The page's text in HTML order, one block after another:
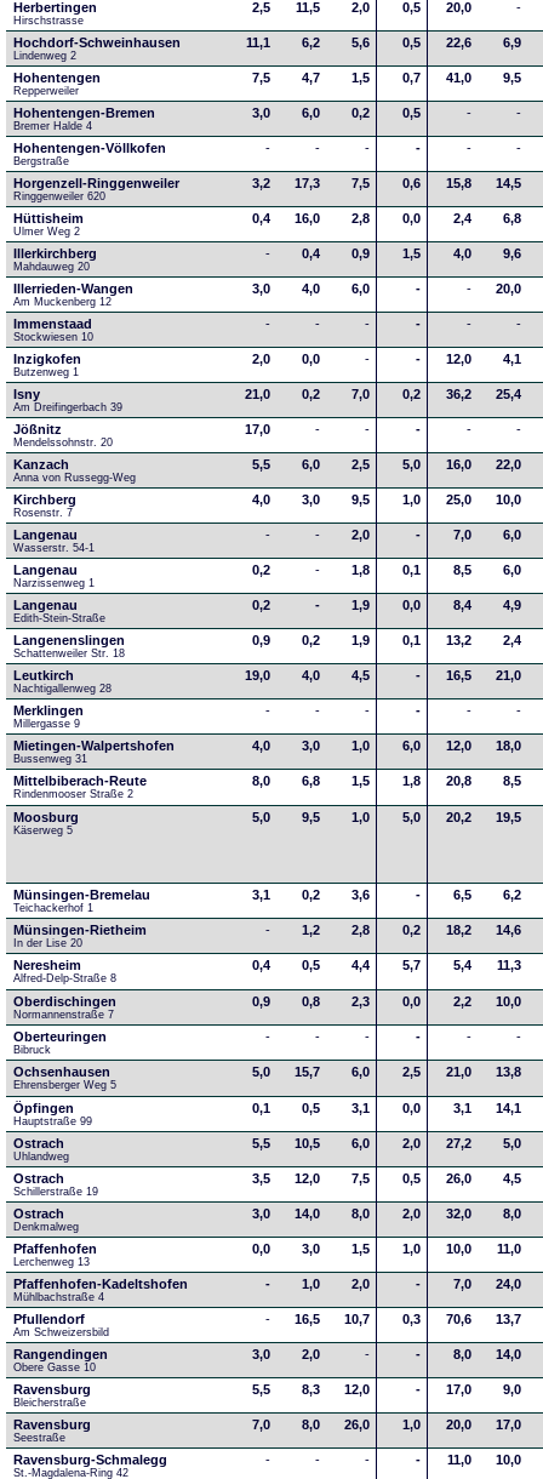
Herbertingen
Hirschstrasse
2,5 11,5 2,0 0,5 20,0 -
Hochdorf-Schweinhausen
Lindenweg 2
11,1 6,2 5,6 0,5 22,6 6,9
Hohentengen
Repperweiler
7,5 4,7 1,5 0,7 41,0 9,5
Hohentengen-Bremen
Bremer Halde 4
3,0 6,0 0,2 0,5 - -
Hohentengen-Völlkofen
Bergstraße
- - - - - -
Horgenzell-Ringgenweiler
Ringgenweiler 620
3,2 17,3 7,5 0,6 15,8 14,5
Hüttisheim
Ulmer Weg 2
0,4 16,0 2,8 0,0 2,4 6,8
Illerkirchberg
Mahdauweg 20
- 0,4 0,9 1,5 4,0 9,6
Illerrieden-Wangen
Am Muckenberg 12
3,0 4,0 6,0 - - 20,0
Immenstaad
Stockwiesen 10
- - - - - -
Inzigkofen
Butzenweg 1
2,0 0,0 - - 12,0 4,1
Isny
Am Dreifingerbach 39
21,0 0,2 7,0 0,2 36,2 25,4
Jößnitz
Mendelssohnstr. 20
17,0 - - - - -
Kanzach
Anna von Russegg-Weg
5,5 6,0 2,5 5,0 16,0 22,0
Kirchberg
Rosenstr. 7
4,0 3,0 9,5 1,0 25,0 10,0
Langenau
Wasserstr. 54-1
- - 2,0 - 7,0 6,0
Langenau
Narzissenweg 1
0,2 - 1,8 0,1 8,5 6,0
Langenau
Edith-Stein-Straße
0,2 - 1,9 0,0 8,4 4,9
Langenenslingen
Schattenweiler Str. 18
0,9 0,2 1,9 0,1 13,2 2,4
Leutkirch
Nachtigallenweg 28
19,0 4,0 4,5 - 16,5 21,0
Merklingen
Millergasse 9
- - - - - -
Mietingen-Walpertshofen
Bussenweg 31
4,0 3,0 1,0 6,0 12,0 18,0
Mittelbiberach-Reute
Rindenmooser Straße 2
8,0 6,8 1,5 1,8 20,8 8,5
Moosburg
Käserweg 5
5,0 9,5 1,0 5,0 20,2 19,5
Münsingen-Bremelau
Teichackerhof 1
3,1 0,2 3,6 - 6,5 6,2
Münsingen-Rietheim
In der Lise 20
- 1,2 2,8 0,2 18,2 14,6
Neresheim
Alfred-Delp-Straße 8
0,4 0,5 4,4 5,7 5,4 11,3
Oberdischingen
Normannenstraße 7
0,9 0,8 2,3 0,0 2,2 10,0
Oberteuringen
Bibruck
- - - - - -
Ochsenhausen
Ehrensberger Weg 5
5,0 15,7 6,0 2,5 21,0 13,8
Öpfingen
Hauptstraße 99
0,1 0,5 3,1 0,0 3,1 14,1
Ostrach
Uhlandweg
5,5 10,5 6,0 2,0 27,2 5,0
Ostrach
Schillerstraße 19
3,5 12,0 7,5 0,5 26,0 4,5
Ostrach
Denkmalweg
3,0 14,0 8,0 2,0 32,0 8,0
Pfaffenhofen
Lerchenweg 13
0,0 3,0 1,5 1,0 10,0 11,0
Pfaffenhofen-Kadeltshofen
Mühlbachstraße 4
- 1,0 2,0 - 7,0 24,0
Pfullendorf
Am Schweizersbild
- 16,5 10,7 0,3 70,6 13,7
Rangendingen
Obere Gasse 10
3,0 2,0 - - 8,0 14,0
Ravensburg
Bleicherstraße
5,5 8,3 12,0 - 17,0 9,0
Ravensburg
Seestraße
7,0 8,0 26,0 1,0 20,0 17,0
Ravensburg-Schmalegg
St.-Magdalena-Ring 42
- - - - 11,0 10,0